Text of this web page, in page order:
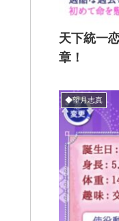
天下統一
章！
◆望月志真